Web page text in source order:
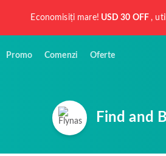
Economisiți mare! USD 30 OFF ,
Promo Comenzi Oferte
Find and